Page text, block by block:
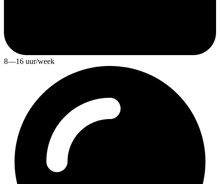
8—16 uur/week